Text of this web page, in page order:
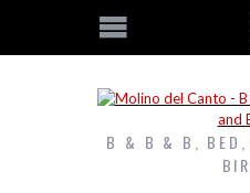
B & B & B, BED,